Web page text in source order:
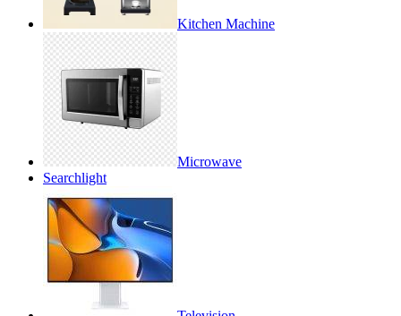
Kitchen Machine
Microwave
Searchlight